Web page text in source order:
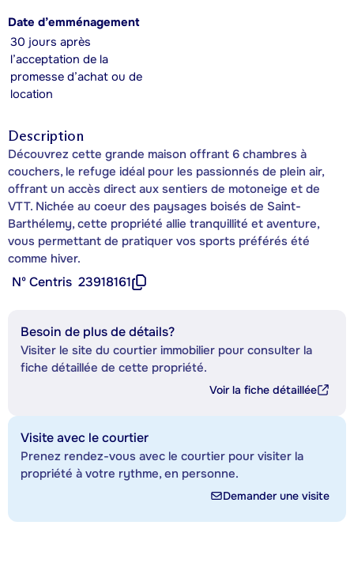
Date d’emménagement
30 jours après
l’acceptation de la
promesse d’achat ou de
location
Description
Découvrez cette grande maison offrant 6 chambres à
couchers, le refuge idéal pour les passionnés de plein air,
offrant un accès direct aux sentiers de motoneige et de
VTT. Nichée au coeur des paysages boisés de Saint-
Barthélemy, cette propriété allie tranquillité et aventure,
vous permettant de pratiquer vos sports préférés été
comme hiver.
Nº Centris 23918161
Besoin de plus de détails?
Visiter le site du courtier immobilier pour consulter la
fiche détaillée de cette propriété.
Voir la fiche détaillée
Visite avec le courtier
Prenez rendez-vous avec le courtier pour visiter la
propriété à votre rythme, en personne.
Demander une visite